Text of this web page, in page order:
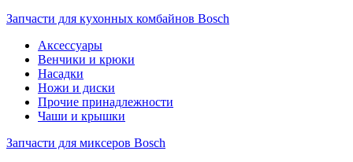
Запчасти для кухонных комбайнов Bosch
Аксессуары
Венчики и крюки
Насадки
Ножи и диски
Прочие принадлежности
Чаши и крышки
Запчасти для миксеров Bosch